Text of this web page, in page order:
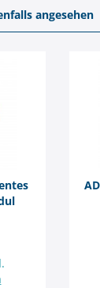
angesehen